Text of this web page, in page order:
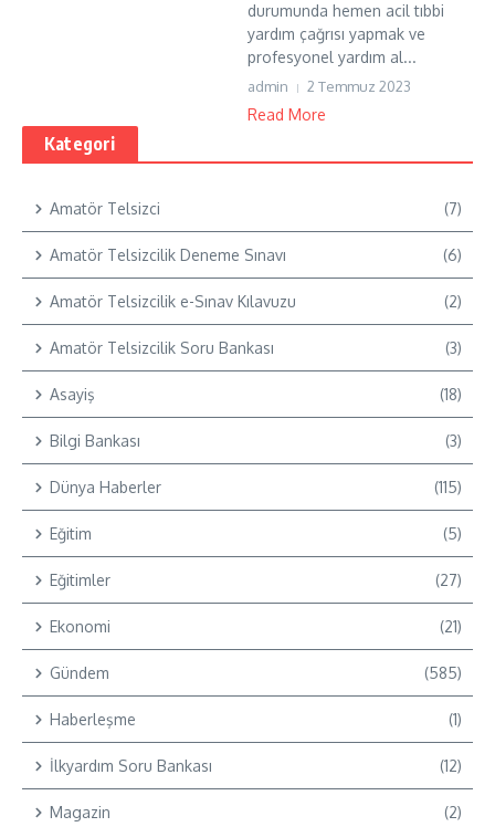
durumunda hemen acil tıbbi
yardım çağrısı yapmak ve
profesyonel yardım al...
admin 2 Temmuz 2023
Read More
Kategori
Amatör Telsizci (7)
Amatör Telsizcilik Deneme Sınavı (6)
Amatör Telsizcilik e-Sınav Kılavuzu (2)
Amatör Telsizcilik Soru Bankası (3)
Asayiş (18)
Bilgi Bankası (3)
Dünya Haberler (115)
Eğitim (5)
Eğitimler (27)
Ekonomi (21)
Gündem (585)
Haberleşme (1)
İlkyardım Soru Bankası (12)
Magazin (2)